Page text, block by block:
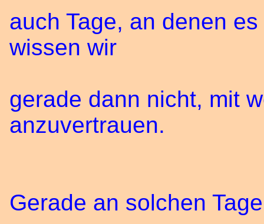
auch Tage, an denen
wissen wir
gerade dann nicht, mit
anzuvertrauen.
Gerade an solchen